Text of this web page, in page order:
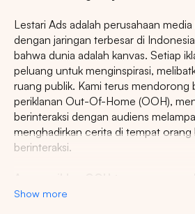
Lestari Ads adalah perusahaan
dengan jaringan terbesar di
bahwa dunia adalah kanvas. Setiap
peluang untuk menginspirasi,
ruang publik. Kami terus mendorong
periklanan Out-Of-Home (OOH),
berinteraksi dengan audiens
menghadirkan cerita di tempat orang
berinteraksi.
Show more